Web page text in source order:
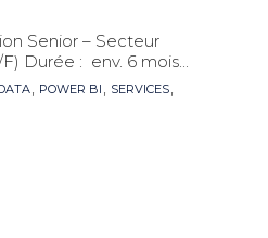
Senior – Secteur
Durée : env. 6 mois...
, POWER BI , SERVICES,